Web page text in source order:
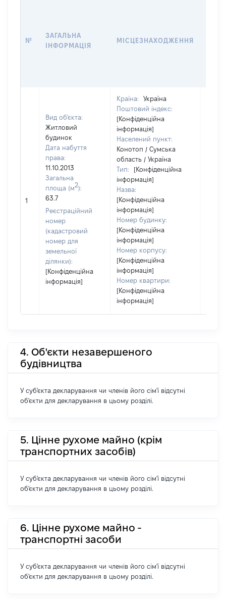
№
ЗАГАЛЬНА
ІНФОРМАЦІЯ
МІСЦЕЗНАХОДЖЕННЯ
1
Вид об'єкта:
Житловий
будинок
Дата набуття
права:
11.10.2013
Загальна
площа (м2):
63.7
Реєстраційний
номер
(кадастровий
номер для
земельної
ділянки):
[Конфіденційна
інформація]
Країна:
Україна
Поштовий індекс:
[Конфіденційна
інформація]
Населений пункт:
Конотоп / Сумська
область / Україна
Тип:
[Конфіденційна
інформація]
Назва:
[Конфіденційна
інформація]
Номер будинку:
[Конфіденційна
інформація]
Номер корпусу:
[Конфіденційна
інформація]
Номер квартири:
[Конфіденційна
інформація]
4. Об'єкти незавершеного
будівництва
У суб'єкта декларування чи членів його сім'ї відсутні
об'єкти для декларування в цьому розділі.
5. Цінне рухоме майно (крім
транспортних засобів)
У суб'єкта декларування чи членів його сім'ї відсутні
об'єкти для декларування в цьому розділі.
6. Цінне рухоме майно -
транспортні засоби
У суб'єкта декларування чи членів його сім'ї відсутні
об'єкти для декларування в цьому розділі.